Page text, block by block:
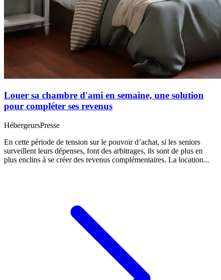
Louer sa chambre d'ami en semaine, une solution
pour compléter ses revenus
HébergeursPresse
En cette période de tension sur le pouvoir d’achat, si les seniors
surveillent leurs dépenses, font des arbitrages, ils sont de plus en
plus enclins à se créer des revenus complémentaires. La location...